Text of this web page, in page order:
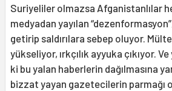
Suriyeliler olmazsa Afganistanlılar
medyadan yayılan
getirip saldırılara sebep oluyor.
yükseliyor, ırkçılık ayyuka çıkıyor.
ki bu yalan haberlerin dağılmasına
bizzat yayan gazetecilerin parmağı